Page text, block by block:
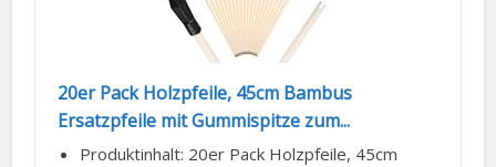
20er Pack Holzpfeile, 45cm Bambus
Ersatzpfeile mit Gummispitze zum...
Produktinhalt: 20er Pack Holzpfeile, 45cm